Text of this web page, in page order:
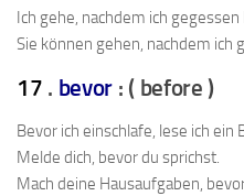
Ich gehe, nachdem ich gegessen
Sie können gehen, nachdem ich
17 . bevor : ( before )
Bevor ich einschlafe, lese ich ein
Melde dich, bevor du sprichst.
Mach deine Hausaufgaben,